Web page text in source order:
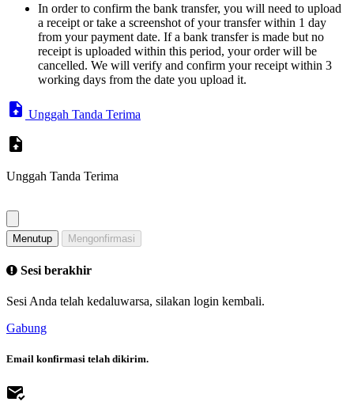
In order to confirm the bank transfer, you will need to upload
a receipt or take a screenshot of your transfer within 1 day
from your payment date. If a bank transfer is made but no
receipt is uploaded within this period, your order will be
cancelled. We will verify and confirm your receipt within 3
working days from the date you upload it.
Unggah Tanda Terima
Unggah Tanda Terima
Menutup Mengonfirmasi
Sesi berakhir
Sesi Anda telah kedaluwarsa, silakan login kembali.
Gabung
Email konfirmasi telah dikirim.